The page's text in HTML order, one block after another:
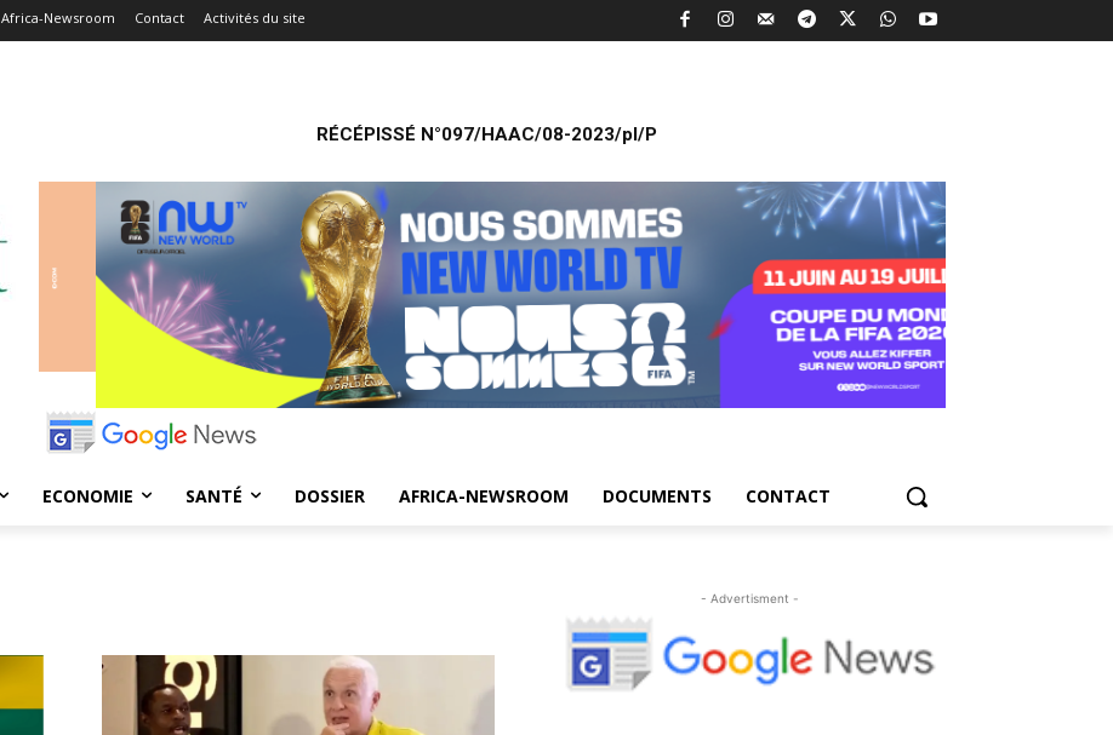
Africa-Newsroom Contact Activités du site
RÉCÉPISSÉ N°097/HAAC/08-2023/pl/P
ECONOMIE SANTÉ DOSSIER AFRICA-NEWSROOM DOCUMENTS CONTACT
- Advertisment -